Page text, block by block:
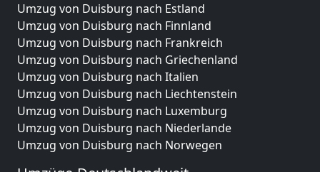
Umzug von Duisburg nach Estland
Umzug von Duisburg nach Finnland
Umzug von Duisburg nach Frankreich
Umzug von Duisburg nach Griechenland
Umzug von Duisburg nach Italien
Umzug von Duisburg nach Liechtenstein
Umzug von Duisburg nach Luxemburg
Umzug von Duisburg nach Niederlande
Umzug von Duisburg nach Norwegen